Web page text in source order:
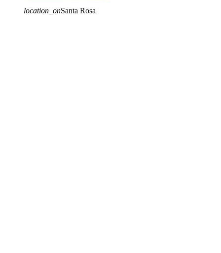
location_onSanta Rosa